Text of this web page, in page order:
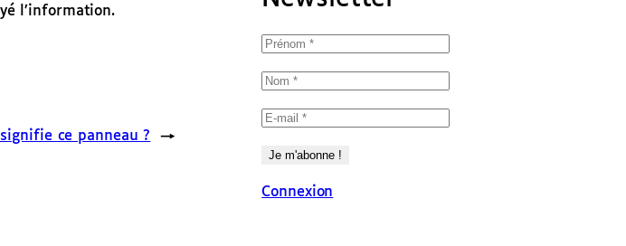
l’information.
ce panneau ? →
Connexion